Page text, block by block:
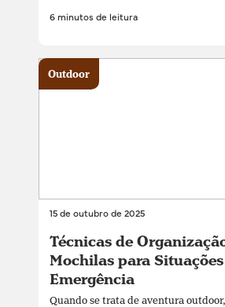
6 minutos de leitura
15 de outubro de 2025
Técnicas de
Mochilas para
Emergência
Quando se trata de aventura
Outdoor